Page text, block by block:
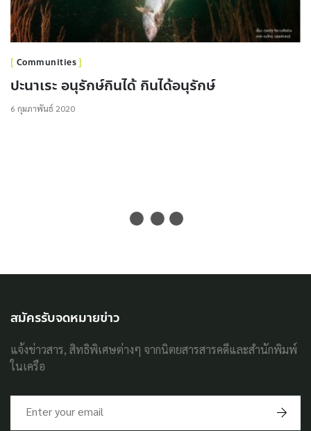
Communities
ปะนาเระ อนุรักษ์กินได้ กินได้อนุรักษ์
6 กุมภาพันธ์ 2020
สมัครรับจดหมายข่าว
แจ้งข่าวสาร, สิทธิพิเศษต่างๆ จากนิตยสารสารคดีและสำนักพิมพ์
ในเครือ